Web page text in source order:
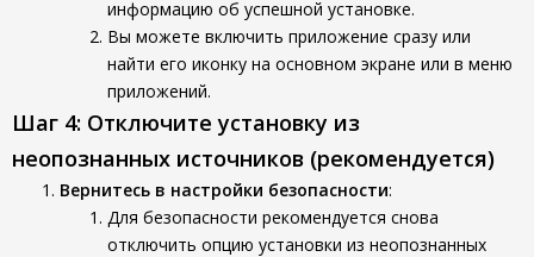
информацию об успешной установке.
Вы можете включить приложение сразу или
найти его иконку на основном экране или в меню
приложений.
Шаг 4: Отключите установку из
неопознанных источников (рекомендуется)
Вернитесь в настройки безопасности:
Для безопасности рекомендуется снова
отключить опцию установки из неопознанных